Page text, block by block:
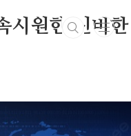
시원한 신비한